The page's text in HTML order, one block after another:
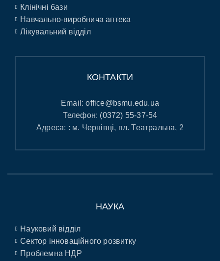
Клінічні бази
Навчально-виробнича аптека
Лікувальний відділ
КОНТАКТИ
Email:office@bsmu.edu.ua
Телефон: (0372) 55-37-54
Адреса: : м. Чернівці, пл. Театральна, 2
НАУКА
Науковий відділ
Сектор інноваційного розвитку
Проблемна НДР